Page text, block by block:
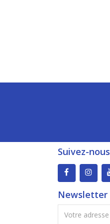
Suivez-nous
Newsletter